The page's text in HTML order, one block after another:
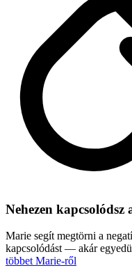
Nehezen kapcsolódsz
Marie segít megtörni a
kapcsolódást — akár
többet Marie-ről